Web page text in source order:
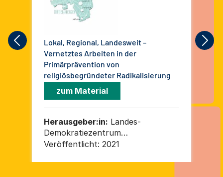
Lokal, Regional, Landesweit –
Vernetztes Arbeiten in der
Primärprävention von
religiösbegründeter Radikalisierung
zum Material
Herausgeber:in: Landes-
Demokratiezentrum
Niedersachsen/Landespräventionsr
Niedersächsisches
Veröffentlicht: 2021